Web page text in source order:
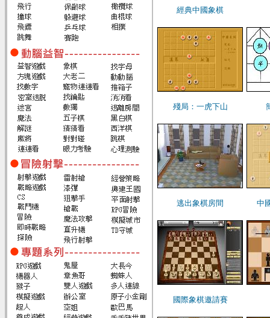
經典中國象棋
殘局：一虎下山
逃出象棋房間 中
國際象棋邀請賽